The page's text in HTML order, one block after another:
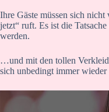
Ihre Gäste müssen sich
jetzt“ ruft. Es ist die
werden.
…und mit den tollen
sich unbedingt immer wieder